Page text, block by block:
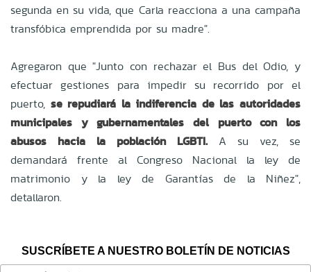
segunda en su vida, que Carla reacciona a una campaña
transfóbica emprendida por su madre".
Agregaron que "Junto con rechazar el Bus del Odio, y
efectuar gestiones para impedir su recorrido por el
puerto, se repudiará la indiferencia de las autoridades
municipales y gubernamentales del puerto con los
abusos hacia la población LGBTI. A su vez, se
demandará frente al Congreso Nacional la ley de
matrimonio y la ley de Garantías de la Niñez",
detallaron.
SUSCRÍBETE A NUESTRO BOLETÍN DE NOTICIAS